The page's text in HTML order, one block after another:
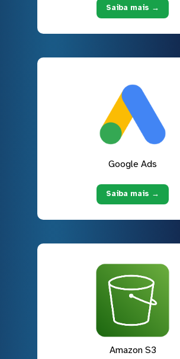
Saiba mais →
Google Ads
Saiba mais →
Amazon S3